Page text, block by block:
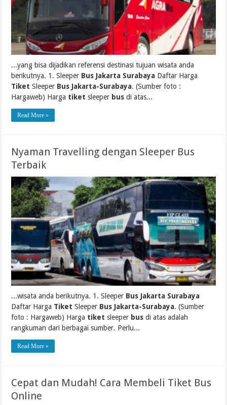
...yang bisa dijadikan referensi destinasi tujuan wisata anda
berikutnya. 1. Sleeper Bus Jakarta Surabaya Daftar Harga
Tiket Sleeper Bus Jakarta-Surabaya. (Sumber foto :
Hargaweb) Harga tiket sleeper bus di atas...
Read More »
Nyaman Travelling dengan Sleeper Bus
Terbaik
...wisata anda berikutnya. 1. Sleeper Bus Jakarta Surabaya
Daftar Harga Tiket Sleeper Bus Jakarta-Surabaya. (Sumber
foto : Hargaweb) Harga tiket sleeper bus di atas adalah
rangkuman dari berbagai sumber. Perlu...
Read More »
Cepat dan Mudah! Cara Membeli Tiket Bus
Online